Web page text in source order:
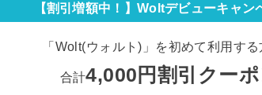
【割引増額中！】Woltデビューキャン
「Wolt(ウォルト)」を初めて利用す
合計4,000円割引クー